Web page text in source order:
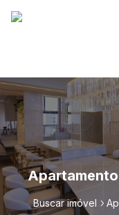
Apartamento
Buscar imóvel